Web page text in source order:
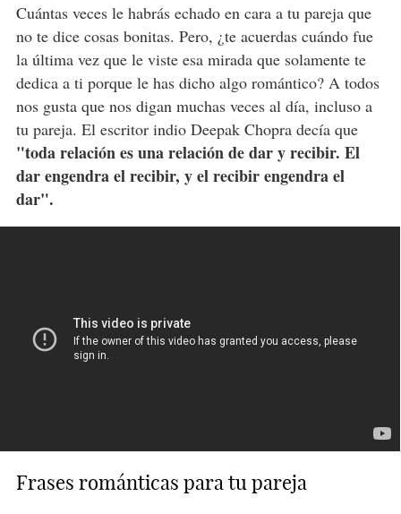
Cuántas veces le habrás echado en cara a tu pareja que
no te dice cosas bonitas. Pero, ¿te acuerdas cuándo fue
la última vez que le viste esa mirada que solamente te
dedica a ti porque le has dicho algo romántico? A todos
nos gusta que nos digan muchas veces al día, incluso a
tu pareja. El escritor indio Deepak Chopra decía que
"toda relación es una relación de dar y recibir. El
dar engendra el recibir, y el recibir engendra el
dar".
Frases románticas para tu pareja